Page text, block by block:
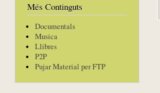
Més Continguts
Documentals
Musica
Llibres
P2P
Pujar Material per FTP